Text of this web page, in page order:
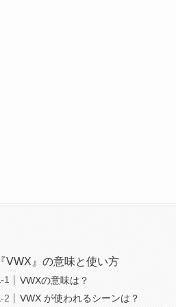
『VWX』の意味と使い方
VWXの意味は？
VWX が使われるシーンは？